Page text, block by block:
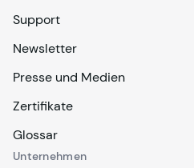
Support
Newsletter
Presse und Medien
Zertifikate
Glossar
Unternehmen